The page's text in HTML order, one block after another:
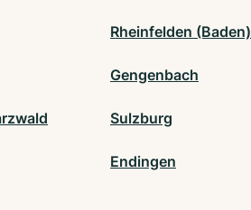
Rheinfelden (Baden)
Gengenbach
Sulzburg
Endingen